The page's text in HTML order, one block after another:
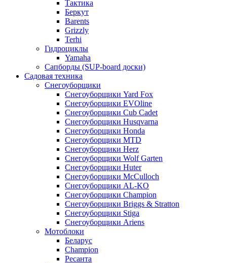
Тактика
Беркут
Barents
Grizzly
Terhi
Гидроциклы
Yamaha
Сапборды (SUP-board доски)
Садовая техника
Снегоуборщики
Снегоуборщики Yard Fox
Снегоуборщики EVOline
Снегоуборщики Cub Cadet
Снегоуборщики Husqvarna
Снегоуборщики Honda
Снегоуборщики MTD
Снегоуборщики Herz
Снегоуборщики Wolf Garten
Снегоуборщики Huter
Снегоуборщики McCulloch
Снегоуборщики AL-KO
Снегоуборщики Champion
Снегоуборщики Briggs & Stratton
Снегоуборщики Stiga
Снегоуборщики Ariens
Мотоблоки
Беларус
Champion
Ресанта